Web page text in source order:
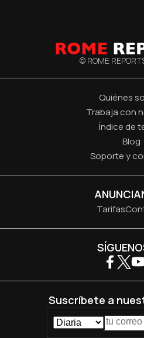
© ROME
Quiénes
Trabaja con
Índice de
Blog
Soporte y
Tarifas
Suscríbete a